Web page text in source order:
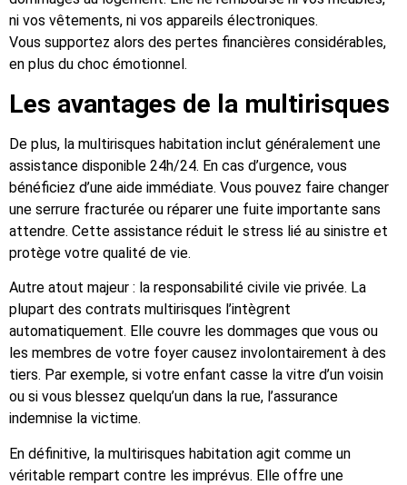
ni vos vêtements, ni vos appareils électroniques.
Vous supportez alors des pertes financières considérables,
en plus du choc émotionnel.
Les avantages de la multirisques
De plus, la multirisques habitation inclut généralement une
assistance disponible 24h/24. En cas d’urgence, vous
bénéficiez d’une aide immédiate. Vous pouvez faire changer
une serrure fracturée ou réparer une fuite importante sans
attendre. Cette assistance réduit le stress lié au sinistre et
protège votre qualité de vie.
Autre atout majeur : la responsabilité civile vie privée. La
plupart des contrats multirisques l’intègrent
automatiquement. Elle couvre les dommages que vous ou
les membres de votre foyer causez involontairement à des
tiers. Par exemple, si votre enfant casse la vitre d’un voisin
ou si vous blessez quelqu’un dans la rue, l’assurance
indemnise la victime.
En définitive, la multirisques habitation agit comme un
véritable rempart contre les imprévus. Elle offre une